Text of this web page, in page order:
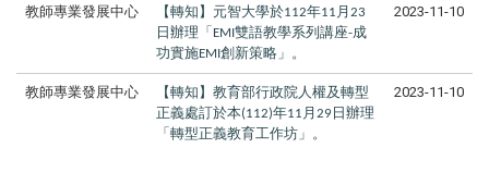
教師專業發展中心 【轉知】元智大學於112年11 月 23
日辦理「 EMI雙語教學系列講座-成
功實施EMI創新策略」。
2023-11-10
教師專業發展中心
【轉知】教育部行政院人權及轉型
正義處訂於本(112)年11 月 29 日辦理
「轉型正義教育工作坊」。
2023-11-10